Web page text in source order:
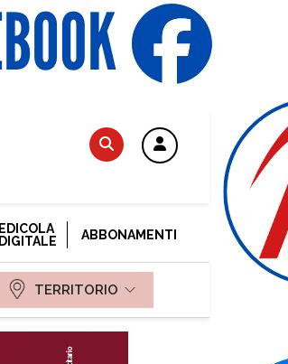
EDICOLA
DIGITALE
ABBONAMENTI
TERRITORIO